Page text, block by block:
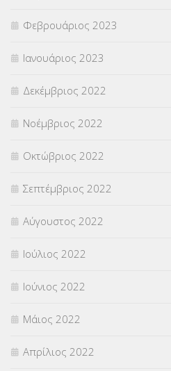
Φεβρουάριος 2023
Ιανουάριος 2023
Δεκέμβριος 2022
Νοέμβριος 2022
Οκτώβριος 2022
Σεπτέμβριος 2022
Αύγουστος 2022
Ιούλιος 2022
Ιούνιος 2022
Μάιος 2022
Απρίλιος 2022